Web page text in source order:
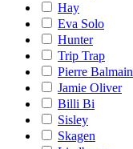
Hay
Eva Solo
Hunter
Trip Trap
Pierre Balmain
Jamie Oliver
Billi Bi
Sisley
Skagen